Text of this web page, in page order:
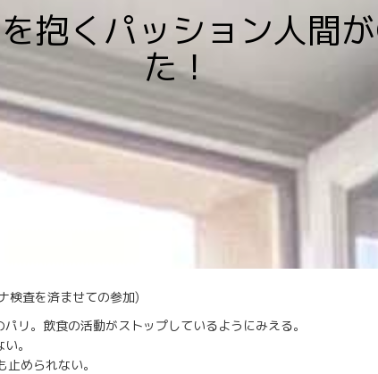
抱くパッション人間
た！
検査を済ませての参加)
リ。飲食の活動がストップしているようにみえる。
。
められない。